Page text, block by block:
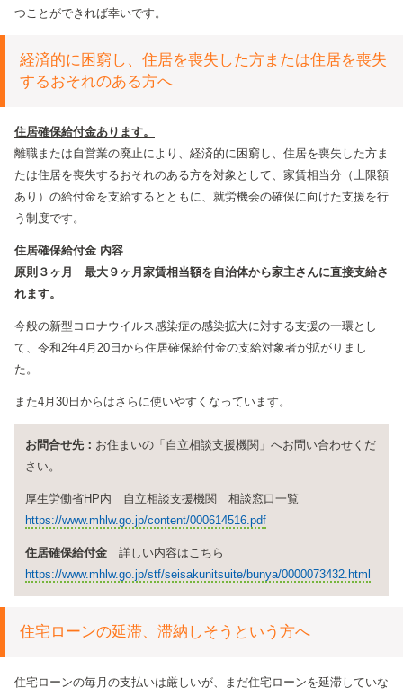
つことができれば幸いです。
経済的に困窮し、住居を喪失した方または住居を喪失
するおそれのある方へ
住居確保給付金あります。
離職または自営業の廃止により、経済的に困窮し、住居を喪失した方ま
たは住居を喪失するおそれのある方を対象として、家賃相当分（上限額
あり）の給付金を支給するとともに、就労機会の確保に向けた支援を行
う制度です。
住居確保給付金 内容
原則３ヶ月 最大９ヶ月家賃相当額を自治体から家主さんに直接支給さ
れます。
今般の新型コロナウイルス感染症の感染拡大に対する支援の一環とし
て、令和2年4月20日から住居確保給付金の支給対象者が拡がりまし
た。
また4月30日からはさらに使いやすくなっています。
お問合せ先： お住まいの「自立相談支援機関」へお問い合わせくだ
さい。
厚生労働省HP内 自立相談支援機関 相談窓口一覧
https://www.mhlw.go.jp/content/000614516.pdf
住居確保給付金 詳しい内容はこちら
https://www.mhlw.go.jp/stf/seisakunitsuite/bunya/0000073432.html
住宅ローンの延滞、滞納しそうという方へ
住宅ローンの毎月の支払いは厳しいが、まだ住宅ローンを延滞していな